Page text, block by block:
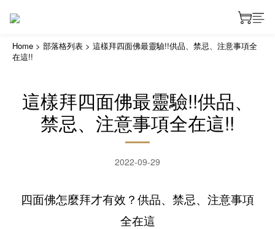
Home > 部落格列表 > 這樣拜四面佛最靈驗!!供品、禁忌、注意事項全
在這!!
這樣拜四面佛最靈驗!!供品、
禁忌、注意事項全在這!!
2022-09-29
四面佛怎麼拜才有效？供品、禁忌、注意事項
全在這